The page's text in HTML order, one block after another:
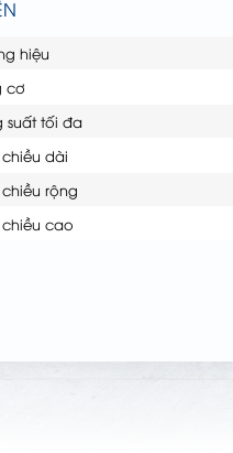
hiệu
cơ
suất tối đa
dài
rộng
cao